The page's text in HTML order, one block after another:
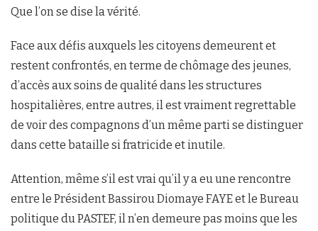
Que l’on se dise la vérité.
Face aux défis auxquels les citoyens demeurent et
restent confrontés, en terme de chômage des jeunes,
d’accès aux soins de qualité dans les structures
hospitalières, entre autres, il est vraiment regrettable
de voir des compagnons d’un même parti se distinguer
dans cette bataille si fratricide et inutile.
Attention, même s’il est vrai qu’il y a eu une rencontre
entre le Président Bassirou Diomaye FAYE et le Bureau
politique du PASTEF, il n’en demeure pas moins que les